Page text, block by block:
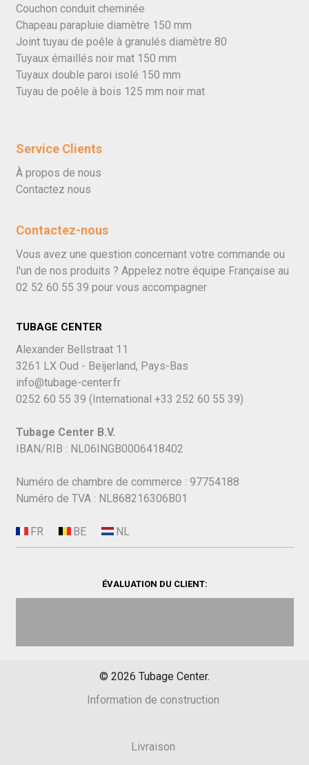
Couchon conduit cheminée
Chapeau parapluie diamètre 150 mm
Joint tuyau de poêle à granulés diamètre 80
Tuyaux émaillés noir mat 150 mm
Tuyaux double paroi isolé 150 mm
Tuyau de poêle à bois 125 mm noir mat
Service Clients
À propos de nous
Contactez nous
Contactez-nous
Vous avez une question concernant votre commande ou
l'un de nos produits ? Appelez notre équipe Française au
02 52 60 55 39 pour vous accompagner
TUBAGE CENTER
Alexander Bellstraat 11
3261 LX Oud - Beijerland, Pays-Bas
info@tubage-center.fr
0252 60 55 39 (International +33 252 60 55 39)
Tubage Center B.V.
IBAN/RIB : NL06INGB0006418402
Numéro de chambre de commerce : 97754188
Numéro de TVA : NL868216306B01
ÉVALUATION DU CLIENT:
© 2026 Tubage Center.
Information de construction
Livraison